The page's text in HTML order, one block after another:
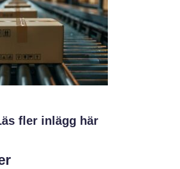
fler inlägg här